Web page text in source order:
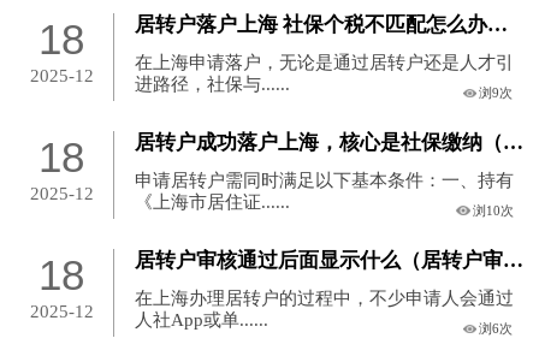
18
2025-12
居转户落户上海 社保个税不匹配怎么办（上海居转户社保个税不一致）
在上海申请落户，无论是通过居转户还是人才引
进路径，社保与......
浏9次
18
2025-12
居转户成功落户上海，核心是社保缴纳（上海居转户对社保有要求吗）
申请居转户需同时满足以下基本条件：一、持有
《上海市居住证......
浏10次
18
2025-12
居转户审核通过后面显示什么（居转户审核通过就稳了吗）
在上海办理居转户的过程中，不少申请人会通过
人社App或单......
浏6次